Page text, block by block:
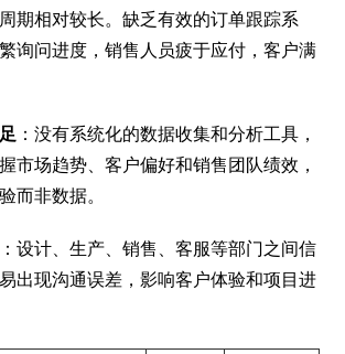
期相对较长。缺乏有效的订单跟踪系
询问进度，销售人员疲于应付，客户满
：没有系统化的数据收集和分析工具，
市场趋势、客户偏好和销售团队绩效，
而非数据。
：设计、生产、销售、客服等部门之间信
出现沟通误差，影响客户体验和项目进